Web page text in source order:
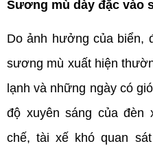
Sương mù dày đặc vào
Do ảnh hưởng của biển,
sương mù xuất hiện
lạnh và những ngày có
độ xuyên sáng của đèn
chế, tài xế khó quan